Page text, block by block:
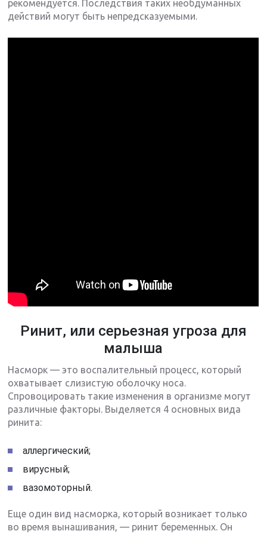
рекомендуется. Последствия таких необдуманных
действий могут быть непредсказуемыми.
Ринит, или серьезная угроза для
малыша
Насморк — это воспалительный процесс, который
охватывает слизистую оболочку носа.
Спровоцировать такие изменения в организме могут
различные факторы. Выделяется 4 основных вида
ринита:
аллергический;
вирусный;
вазомоторный.
Еще один вид насморка, который возникает только
во время вынашивания, — ринит беременных. Он